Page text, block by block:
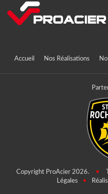
Accueil Nos Réalisations
Copyright ProAcier 2026. •
Légales
•